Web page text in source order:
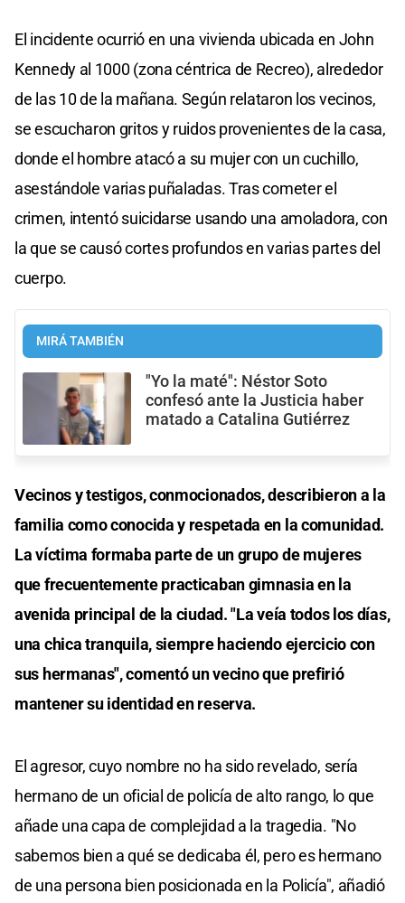
El incidente ocurrió en una vivienda ubicada en John
Kennedy al 1000 (zona céntrica de Recreo), alrededor
de las 10 de la mañana. Según relataron los vecinos,
se escucharon gritos y ruidos provenientes de la casa,
donde el hombre atacó a su mujer con un cuchillo,
asestándole varias puñaladas. Tras cometer el
crimen, intentó suicidarse usando una amoladora, con
la que se causó cortes profundos en varias partes del
cuerpo.
MIRÁ TAMBIÉN
"Yo la maté": Néstor Soto
confesó ante la Justicia haber
matado a Catalina Gutiérrez
Vecinos y testigos, conmocionados, describieron a la
familia como conocida y respetada en la comunidad.
La víctima formaba parte de un grupo de mujeres
que frecuentemente practicaban gimnasia en la
avenida principal de la ciudad. "La veía todos los días,
una chica tranquila, siempre haciendo ejercicio con
sus hermanas", comentó un vecino que prefirió
mantener su identidad en reserva.
El agresor, cuyo nombre no ha sido revelado, sería
hermano de un oficial de policía de alto rango, lo que
añade una capa de complejidad a la tragedia. "No
sabemos bien a qué se dedicaba él, pero es hermano
de una persona bien posicionada en la Policía", añadió